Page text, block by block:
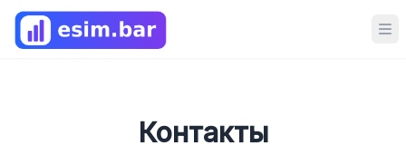
Контакты